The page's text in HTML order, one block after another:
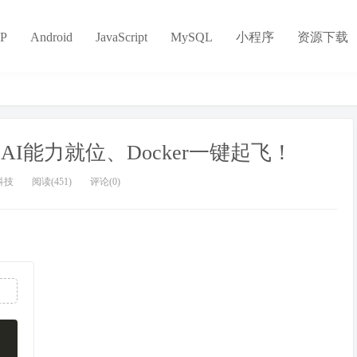
Android JavaScript MySQL 小程序 资源下载
能力就位、Docker一键起飞！
技 阅读(451) 评论(0)